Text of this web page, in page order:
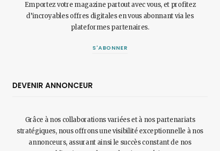
Emportez votre magazine partout avec vous, et profitez
d’incroyables offres digitales en vous abonnant via les
plateformes partenaires.
S'ABONNER
DEVENIR ANNONCEUR
Grâce à nos collaborations variées et à nos partenariats
stratégiques, nous offrons une visibilité exceptionnelle à nos
annonceurs, assurant ainsi le succès constant de nos